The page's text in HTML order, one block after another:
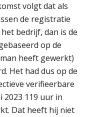
volgt dat als
de registratie
bedrijf, dan is de
op de
heeft gewerkt)
Het had dus op de
verifieerbare
2023 119 uur in
Dat heeft hij niet